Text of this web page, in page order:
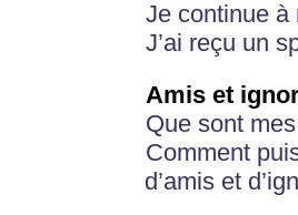
Je continue à
J’ai reçu un
Amis et
Que sont
Comment
d’amis et